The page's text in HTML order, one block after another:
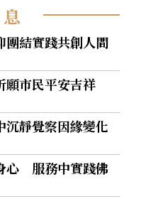
息
結實踐共創人間
市民平安吉祥
靜覺察因緣變化
心 服務中實踐佛